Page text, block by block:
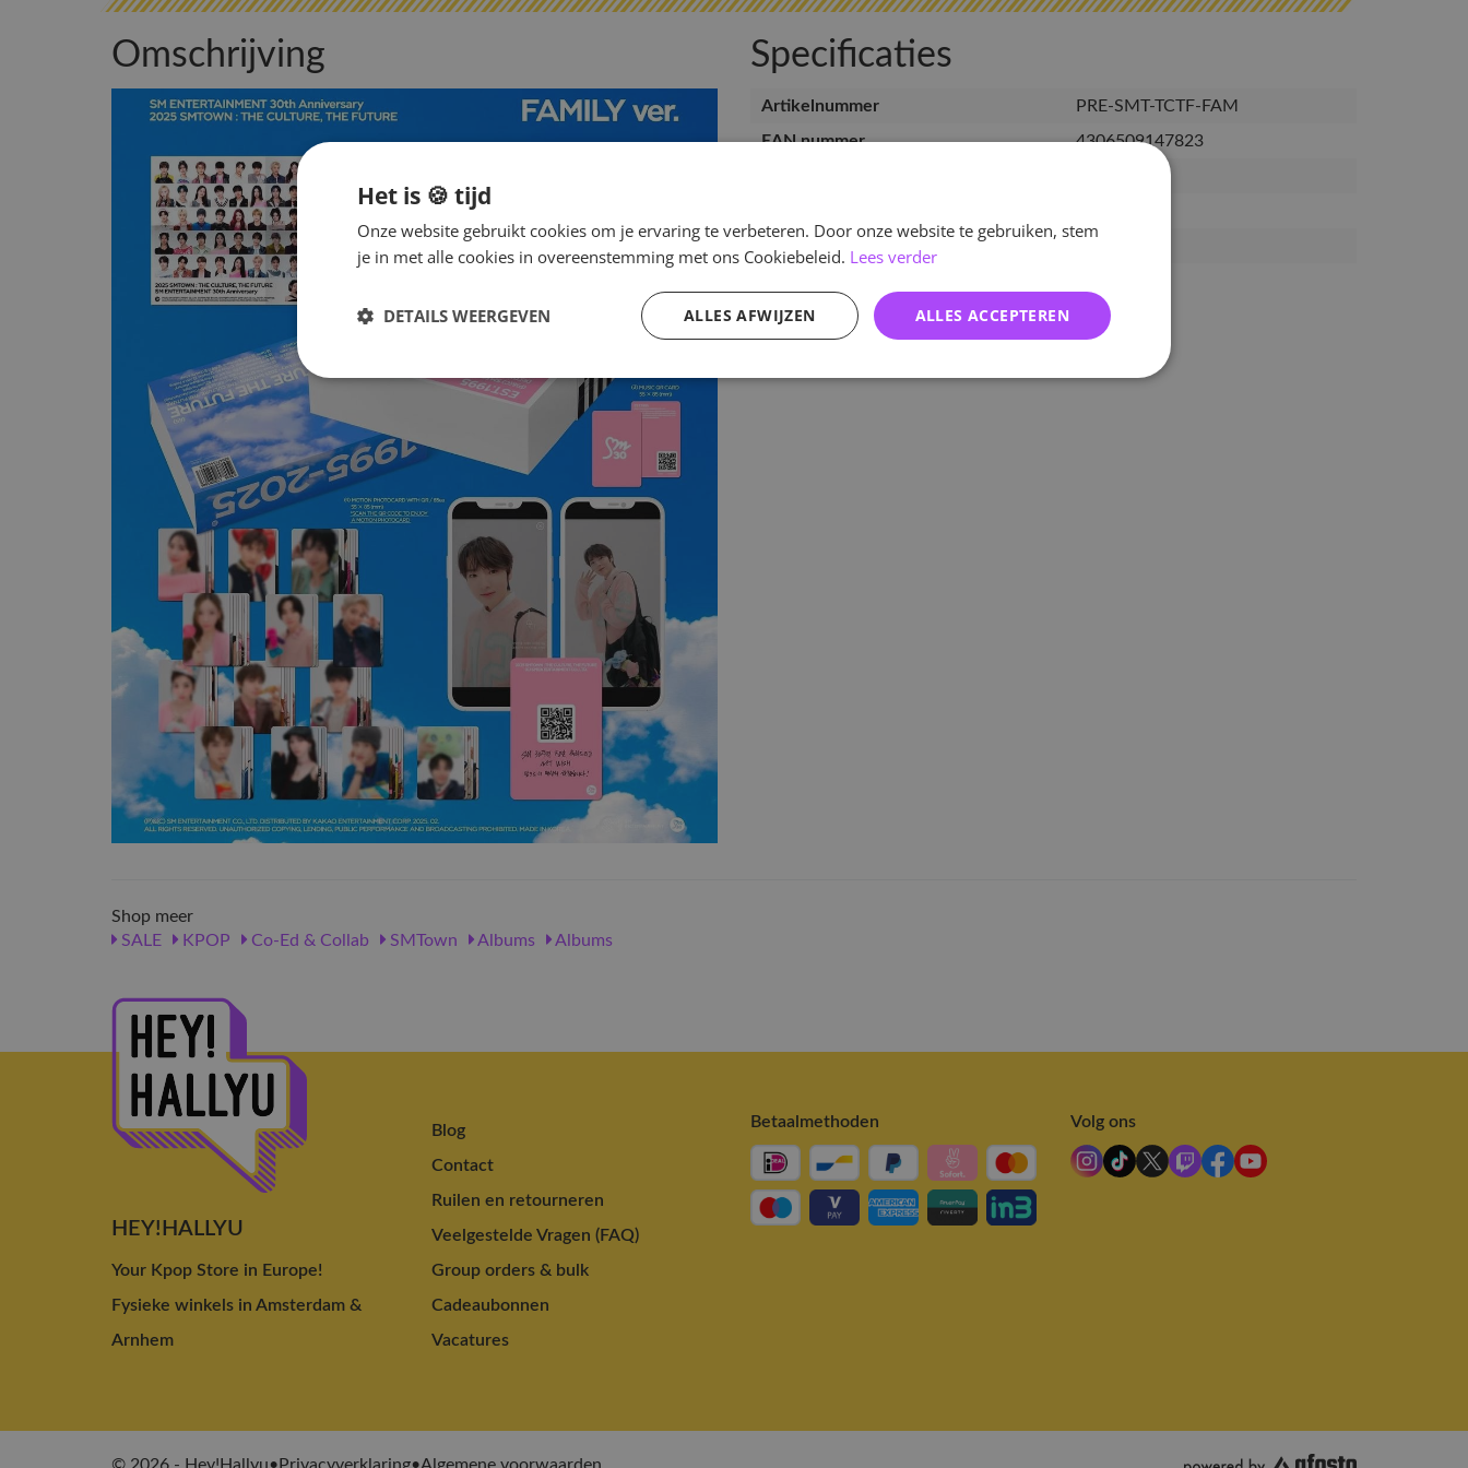
Omschrijving Specificaties
Artikelnummer
PRE-SMT-TCTF-FAM
EAN nummer
4306509147823
Shop meer
SALE
KPOP Co-Ed & Collab SMTown Albums Albums
HEY!HALLYU
Your Kpop Store in Europe!
Fysieke winkels in Amsterdam &
Arnhem
Blog
Contact
Ruilen en retourneren
Veelgestelde Vragen (FAQ)
Group orders & bulk
Cadeaubonnen
Vacatures
Betaalmethoden Volg ons
Het is 🍪 tijd
Onze website gebruikt cookies om je ervaring te verbeteren. Door onze website te gebruiken, stem
je in met alle cookies in overeenstemming met ons Cookiebeleid. Lees verder
ALLES ACCEPTEREN
ALLES AFWIJZEN
DETAILS WEERGEVEN